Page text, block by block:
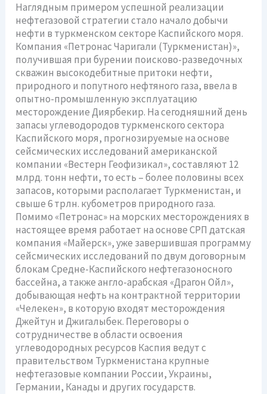
Наглядным примером успешной реализации
нефтегазовой стратегии стало начало добычи
нефти в туркменском секторе Каспийского моря.
Компания «Петронас Чаригали (Туркменистан)»,
получившая при бурении поисково-разведочных
скважин высокодебитные притоки нефти,
природного и попутного нефтяного газа, ввела в
опытно-промышленную эксплуатацию
месторождение Диярбекир. На сегодняшний день
запасы углеводородов туркменского сектора
Каспийского моря, прогнозируемые на основе
сейсмических исследований американской
компании «Вестерн Геофизикал», составляют 12
млрд. тонн нефти, то есть – более половины всех
запасов, которыми располагает Туркменистан, и
свыше 6 трлн. кубометров природного газа.
Помимо «Петронас» на морских месторождениях в
настоящее время работает на основе СРП датская
компания «Майерск», уже завершившая программу
сейсмических исследований по двум договорным
блокам Средне-Каспийского нефтегазоносного
бассейна, а также англо-арабская «Драгон Ойл»,
добывающая нефть на контрактной территории
«Челекен», в которую входят месторождения
Джейтун и Джигалыбек. Переговоры о
сотрудничестве в области освоения
углеводородных ресурсов Каспия ведут с
правительством Туркменистана крупные
нефтегазовые компании России, Украины,
Германии, Канады и других государств.